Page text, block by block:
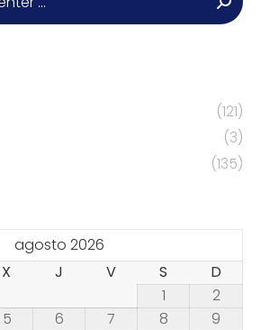
(121)
(3)
(135)
agosto 2026
X J V S
D
1
2
5 6 7 8
9